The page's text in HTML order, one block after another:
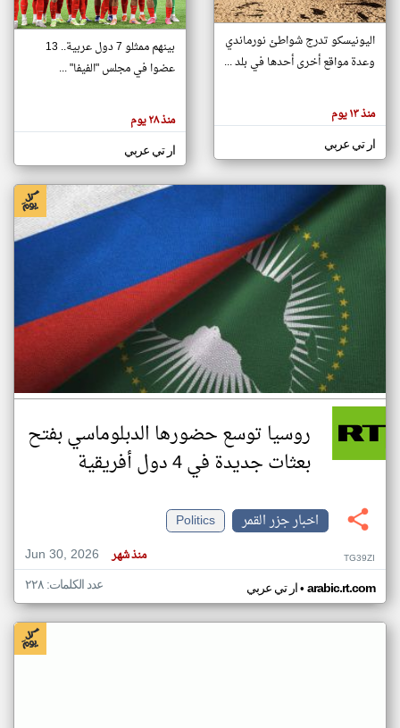
تغيير الدولة
اخبار جزر القمر على مدار الساعة
أهم اخبار جزر القمر العاجلة والمباشرة
هنا عن
وجهة
كاتبيها.
اليونيسكو تدرج شواطئ نورماندي
وعدة مواقع أخرى أحدها في بلد ...
منذ ١٣ يوم
ار تي عربي
بينهم ممثلو 7 دول عربية.. 13
عضوا في مجلس "الفيفا" ...
منذ ٢٨ يوم
ار تي عربي
روسيا توسع حضورها الدبلوماسي بفتح
بعثات جديدة في 4 دول أفريقية
اخبار جزر القمر
Politics
Jun 30, 2026
منذ شهر TG39ZI
ار تي عربي• arabic.rt.com عدد الكلمات: ٢٢٨
klyoum.com